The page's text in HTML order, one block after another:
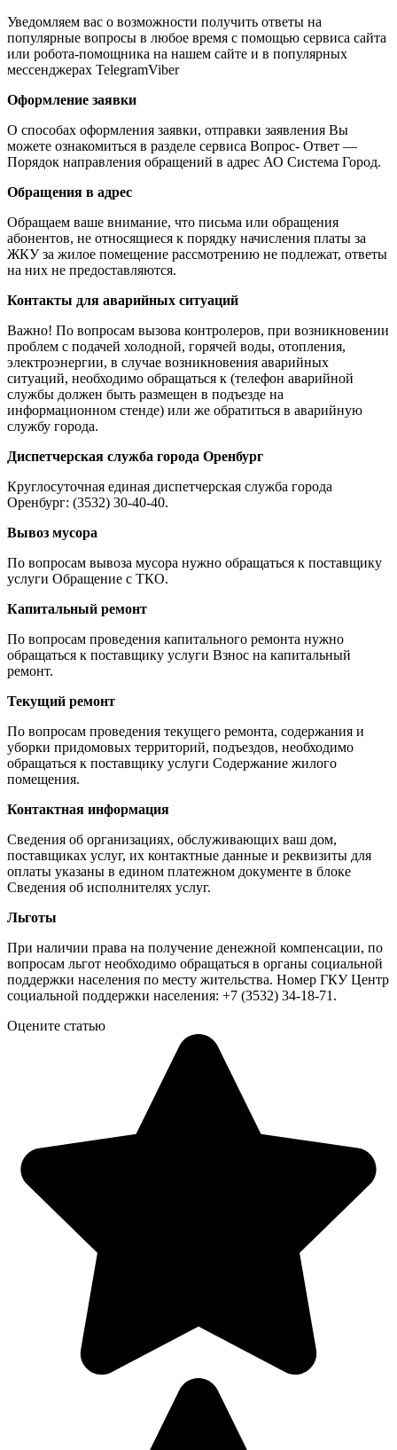
Уведомляем вас о возможности получить ответы на
популярные вопросы в любое время с помощью сервиса сайта
или робота-помощника на нашем сайте и в популярных
мессенджерах TelegramViber
Оформление заявки
О способах оформления заявки, отправки заявления Вы
можете ознакомиться в разделе сервиса Вопрос- Ответ —
Порядок направления обращений в адрес АО Система Город.
Обращения в адрес
Обращаем ваше внимание, что письма или обращения
абонентов, не относящиеся к порядку начисления платы за
ЖКУ за жилое помещение рассмотрению не подлежат, ответы
на них не предоставляются.
Контакты для аварийных ситуаций
Важно! По вопросам вызова контролеров, при возникновении
проблем с подачей холодной, горячей воды, отопления,
электроэнергии, в случае возникновения аварийных
ситуаций, необходимо обращаться к (телефон аварийной
службы должен быть размещен в подъезде на
информационном стенде) или же обратиться в аварийную
службу города.
Диспетчерская служба города Оренбург
Круглосуточная единая диспетчерская служба города
Оренбург: (3532) 30-40-40.
Вывоз мусора
По вопросам вывоза мусора нужно обращаться к поставщику
услуги Обращение с ТКО.
Капитальный ремонт
По вопросам проведения капитального ремонта нужно
обращаться к поставщику услуги Взнос на капитальный
ремонт.
Текущий ремонт
По вопросам проведения текущего ремонта, содержания и
уборки придомовых территорий, подъездов, необходимо
обращаться к поставщику услуги Содержание жилого
помещения.
Контактная информация
Сведения об организациях, обслуживающих ваш дом,
поставщиках услуг, их контактные данные и реквизиты для
оплаты указаны в едином платежном документе в блоке
Сведения об исполнителях услуг.
Льготы
При наличии права на получение денежной компенсации, по
вопросам льгот необходимо обращаться в органы социальной
поддержки населения по месту жительства. Номер ГКУ Центр
социальной поддержки населения: +7 (3532) 34-18-71.
Оцените статью